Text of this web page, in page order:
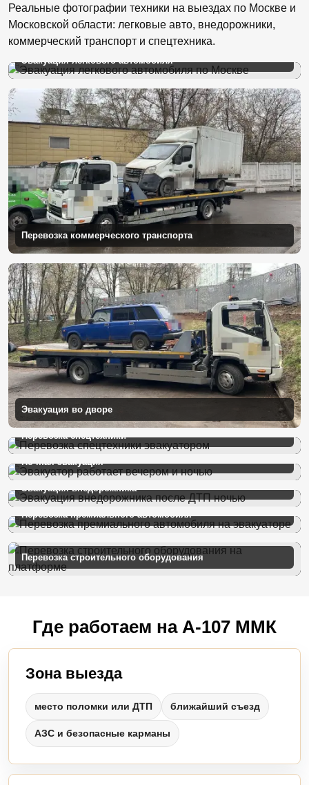
Реальные фотографии техники на выездах по Москве и
Московской области: легковые авто, внедорожники,
коммерческий транспорт и спецтехника.
Эвакуация легкового автомобиля
Перевозка коммерческого транспорта
Эвакуация во дворе
Перевозка спецтехники
Ночная эвакуация
Эвакуация внедорожника
Перевозка премиального автомобиля
Перевозка строительного оборудования
Где работаем на А-107 ММК
Зона выезда
место поломки или ДТП ближайший съезд
АЗС и безопасные карманы